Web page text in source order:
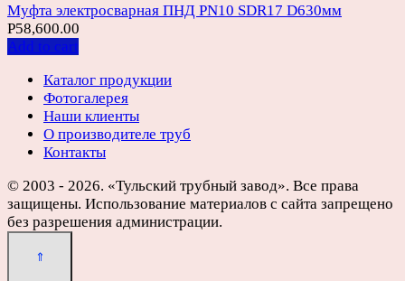
Муфта электросварная ПНД PN10 SDR17 D630мм
Р58,600.00
Add to cart
Каталог продукции
Фотогалерея
Наши клиенты
О производителе труб
Контакты
© 2003 - 2026. «Тульский трубный завод». Все права
защищены. Использование материалов с сайта запрещено
без разрешения администрации.